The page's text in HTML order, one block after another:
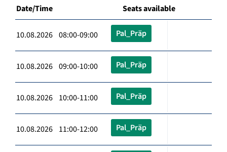
Date/Time Seats available
10.08.2026 08:00-09:00 Pal_Präp
10.08.2026 09:00-10:00 Pal_Präp
10.08.2026 10:00-11:00 Pal_Präp
10.08.2026 11:00-12:00 Pal_Präp